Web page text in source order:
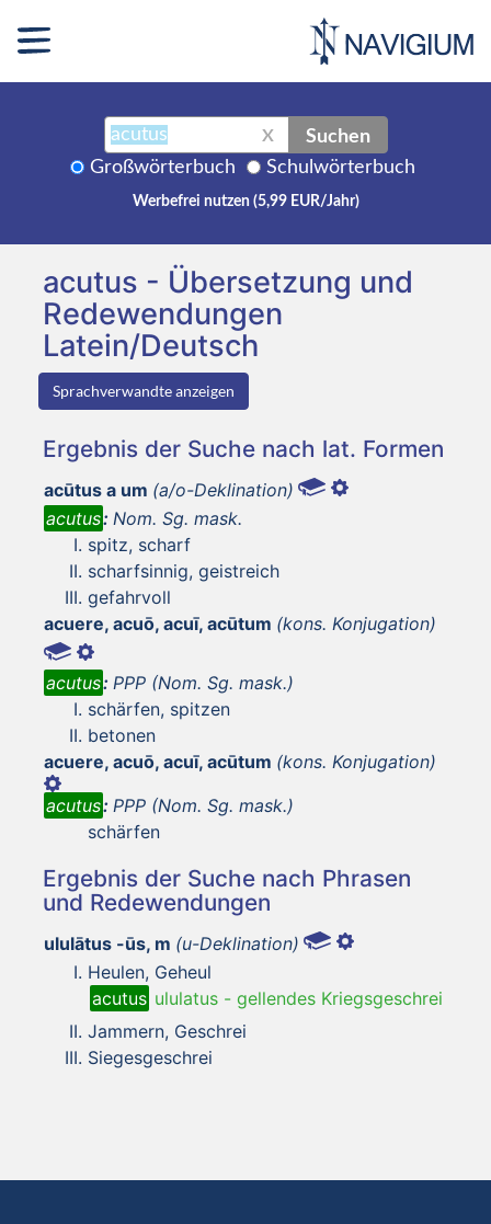
X Suchen
Großwörterbuch Schulwörterbuch
Werbefrei nutzen (5,99 EUR/Jahr)
acutus - Übersetzung und
Redewendungen
Latein/Deutsch
Sprachverwandte anzeigen
Ergebnis der Suche nach lat. Formen
acūtus a um (a/o-Deklination)
acutus: Nom. Sg. mask.
spitz, scharf
scharfsinnig, geistreich
gefahrvoll
acuere, acuō, acuī, acūtum (kons. Konjugation)
acutus: PPP (Nom. Sg. mask.)
schärfen, spitzen
betonen
acuere, acuō, acuī, acūtum (kons. Konjugation)
acutus: PPP (Nom. Sg. mask.)
schärfen
Ergebnis der Suche nach Phrasen
und Redewendungen
ululātus -ūs, m (u-Deklination)
Heulen, Geheul
acutus ululatus - gellendes Kriegsgeschrei
Jammern, Geschrei
Siegesgeschrei